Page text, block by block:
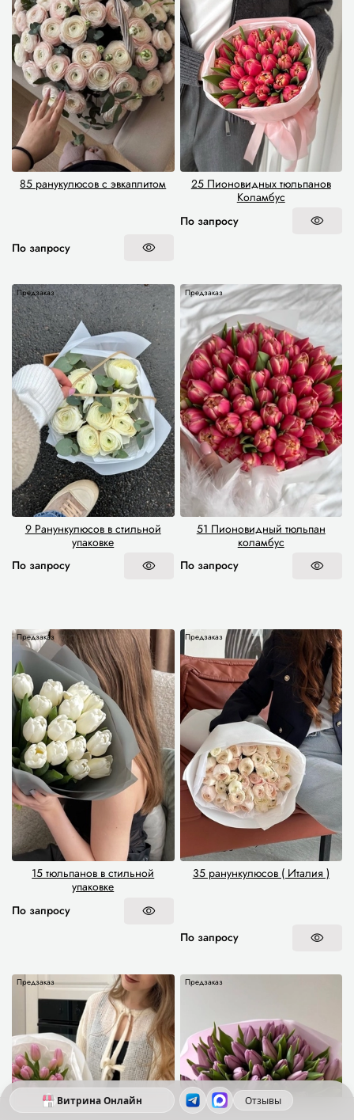
85 ранукулюсов с эвкаплитом
По запросу
25 Пионовидных тюльпанов
Коламбус
По запросу
Предзаказ
9 Ранункулюсов в стильной
упаковке
По запросу
Предзаказ
51 Пионовидный тюльпан
коламбус
По запросу
Предзаказ
15 тюльпанов в стильной
упаковке
По запросу
Предзаказ
35 ранункулюсов ( Италия )
По запросу
Предзаказ Предзаказ
Витрина Онлайн Отзывы